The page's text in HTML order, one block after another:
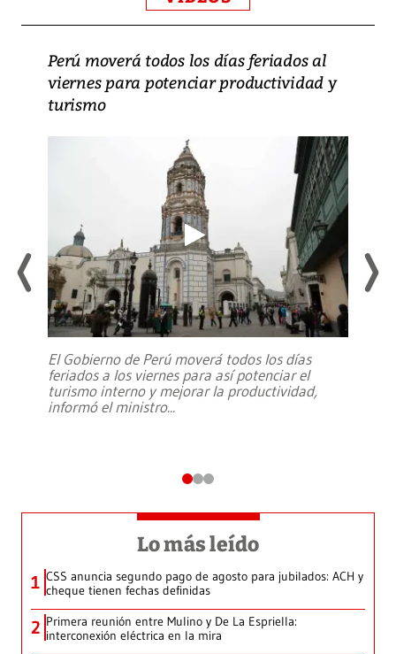
Perú moverá todos los días feriados al
viernes para potenciar productividad y
turismo
El Gobierno de Perú moverá todos los días
feriados a los viernes para así potenciar el
turismo interno y mejorar la productividad,
informó el ministro...
Lo más leído
1 CSS anuncia segundo pago de agosto para jubilados: ACH y
cheque tienen fechas definidas
2 Primera reunión entre Mulino y De La Espriella:
interconexión eléctrica en la mira